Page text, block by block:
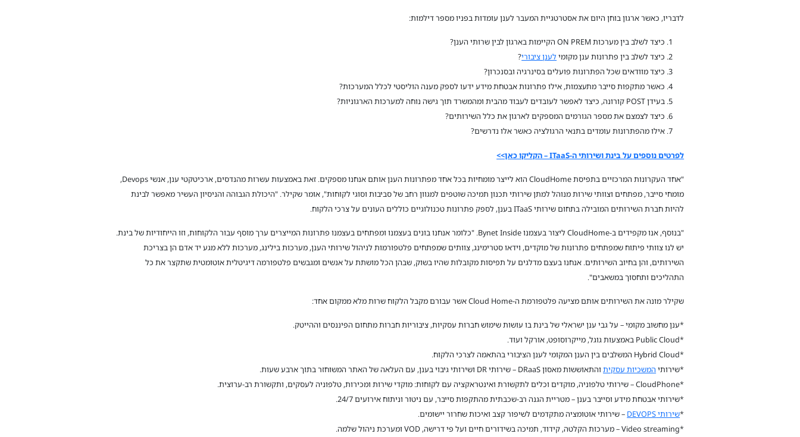
לדבריו, כאשר ארגון בוחן היום את אסטרטגיית המעבר לענן עומדות בפניו מספר דילמות:
כיצד לשלב בין מערכות ON PREM הקיימות בארגון לבין שרותי הענן?
כיצד לשלב בין פתרונות ענן מקומי לענן ציבורי?
כיצד מוודאים שכל הפתרונות פועלים בסינרגיה ובסנכרון?
כאשר מתקפות סייבר מתעצמות, אילו פתרונות אבטחת מידע ידעו לספק מענה הוליסטי לכלל המערכות?
בעידן POST קורונה, כיצד לאפשר לעובדים לעבוד מהבית ומהמשרד תוך גישה נוחה למערכות הארגוניות?
כיצד לצמצם את מספר הגורמים המספקים לארגון את כלל השירותים?
אילו מהפתרונות עומדים בתנאי הרגולציה כאשר אלו נדרשים?
לפרטים נוספים על בינת ושירותי ה-ITaaS – הקליקו כאן>>
"אחד העקרונות המרכזיים בתפיסת CloudHome הוא לייצר מומחיות בכל אחד מפתרונות הענן אותם אנחנו מספקים. זאת באמצעות עשרות מהנדסים, ארכיטקטי ענן, אנשי Devops,
מומחי סייבר, מפתחים וצוותי שירות מנוהל למתן שירותי תכנון תמיכה שוטפים למגוון רחב של סביבות וסוגי לקוחות", אומר שקילר. "היכולת הגבוהה והניסיון העשיר מאפשר לבינת
להיות חברת השירותים המובילה בתחום שירותי ITaaS בענן, לספק פתרונות טכנולוגיים כוללים העונים על צרכי הלקוח.
"בנוסף, אנו מקפידים ב-CloudHome ליצור בעצמנו Bynet Inside. "כלומר אנחנו בונים בעצמנו ומפתחים בעצמנו פתרונות המייצרים ערך מוסף עבור הלקוחות, וזו הייחודיות של בינת.
יש לנו צוותי פיתוח שמפתחים פתרונות של מוקדים, וידאו סטרימינג, צוותים שמפתחים פלטפורמות לניהול שירותי הענן, מערכות בילינג, מערכות ללא מגע יד אדם הן בצריכת
השירותים, והן בחיוב השירותים. אנחנו בעצם מדלגים על תפיסות מקובלות שהיו בשוק, שבהן הכל מושתת על אנשים ומגבשים פלטפורמה דיגיטלית אוטומטית שתקצר את כל
התהליכים ותחסוך במשאבים".
שקילר מונה את השירותים אותם מציעה פלטפורמת ה-Cloud Home אשר עבורם מקבל הלקוח שרות מלא ממקום אחד:
*ענן מחשוב מקומי – על גבי ענן ישראלי של בינת בו עושות שימוש חברות עסקיות, ציבוריות חברות מתחום הפיננסים וההייטק.
*Public Cloud באמצעות גוגל, מייקרוסופט, אורקל ועוד.
*Hybrid Cloud המשלבים בין הענן המקומי לענן הציבורי בהתאמה לצרכי הלקוח.
*שירותי המשכיות עסקיתוהתאוששות מאסון DRaaS – שירותי DR ושירותי גיבוי בענן, עם העלאה של האתר המשוחזר בתוך ארבע שעות.
*CloudPhone – שירותי טלפוניה, מוקדים וכלים לתקשורת ואינטראקציה עם לקוחות: מוקדי שירות ומכירות, טלפוניה לעסקים, ותקשורת רב-ערוצית.
*שירותי אבטחת מידע וסייבר בענן – מטריית הגנה רב-שכבתית מהתקפות סייבר, עם ניטור וניתוח אירועים 24/7.
*שירותי DEVOPS
– שירותי אוטומציה מתקדמים לשיפור קצב ואיכות שחרור יישומים.
*Video streaming – מערכות הקלטה, קידוד, תמיכה בשידורים חיים ועל פי דרישה, VOD ומערכת ניהול שלמה.